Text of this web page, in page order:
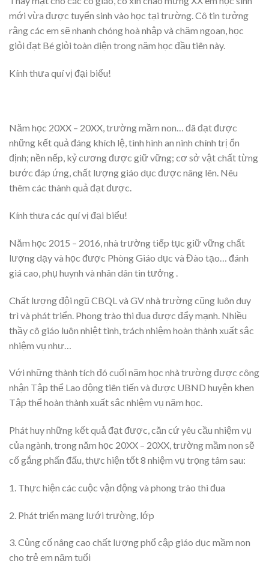
mới vừa được tuyển sinh vào học tại trường. Cô tin tưởng
rằng các em sẽ nhanh chóng hoà nhập và chăm ngoan, học
giỏi đạt Bé giỏi toàn diện trong năm học đầu tiên này.
Kính thưa quí vị đại biểu!
Năm học 20XX – 20XX, trường mầm non… đã đạt được
những kết quả đáng khích lệ, tình hình an ninh chính trị ổn
định; nền nếp, kỷ cương được giữ vững; cơ sở vật chất từng
bước đáp ứng, chất lượng giáo dục được nâng lên. Nêu
thêm các thành quả đạt được.
Kính thưa các quí vị đại biểu!
Năm học 2015 – 2016, nhà trường tiếp tục giữ vững chất
lượng dạy và học được Phòng Giáo dục và Đào tạo… đánh
giá cao, phụ huynh và nhân dân tin tưởng .
Chất lượng đội ngũ CBQL và GV nhà trường cũng luôn duy
trì và phát triển. Phong trào thi đua được đẩy mạnh. Nhiều
thầy cô giáo luôn nhiệt tình, trách nhiệm hoàn thành xuất sắc
nhiệm vụ như…
Với những thành tích đó cuối năm học nhà trường được công
nhận Tập thể Lao động tiên tiến và được UBND huyện khen
Tập thể hoàn thành xuất sắc nhiệm vụ năm học.
Phát huy những kết quả đạt được, căn cứ yêu cầu nhiệm vụ
của ngành, trong năm học 20XX – 20XX, trường mầm non sẽ
cố gắng phấn đấu, thực hiện tốt 8 nhiệm vụ trọng tâm sau:
1. Thực hiện các cuộc vận động và phong trào thi đua
2. Phát triển mạng lưới trường, lớp
3. Củng cố nâng cao chất lượng phổ cập giáo dục mầm non
cho trẻ em năm tuổi